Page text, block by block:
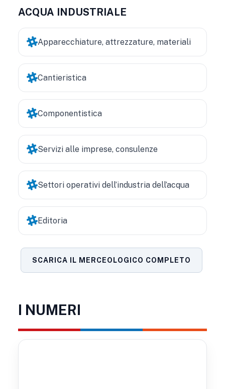
ACQUA INDUSTRIALE
Apparecchiature, attrezzature, materiali
Cantieristica
Componentistica
Servizi alle imprese, consulenze
Settori operativi dell’industria dell’acqua
Editoria
SCARICA IL MERCEOLOGICO COMPLETO
I NUMERI